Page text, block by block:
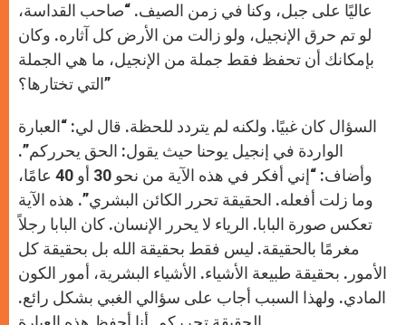
عاليًا على جبل، وكنا في زمن الصيف. “صاحب القداسة،
لو تم حرق الإنجيل، ولو زالت من الأرض كل آثاره. وكان
بإمكانك أن تحفظ فقط جملة من الإنجيل، ما هي الجملة
التي تختارها؟”
السؤال كان غبيًا. ولكنه لم يتردد للحظة. قال لي: “العبارة
الواردة في إنجيل يوحنا حيث يقول: الحق يحرركم”.
وأضاف: “إني أفكر في هذه الآية من نحو 30 أو 40 عامًا،
وما زلت أفعله. الحقيقة تحرر الكائن البشري”. هذه الآية
تعكس صورة البابا. الرياء لا يحرر الإنسان. كان البابا رجلاً
مغرمًا بالحقيقة. ليس فقط بحقيقة الله بل بحقيقة كل
الأمور. بحقيقة طبيعة الأشياء. الأشياء البشرية، أمور الكون
المادي. ولهذا السبب أجاب على سؤالي الغبي بشكل رائع.